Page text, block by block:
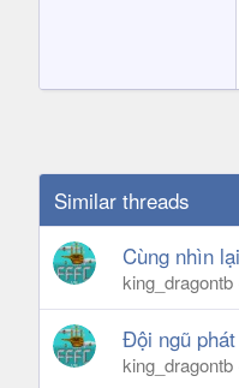
Similar threads
Cùng nhìn
king_dragontb
Đội ngũ
king_dragontb